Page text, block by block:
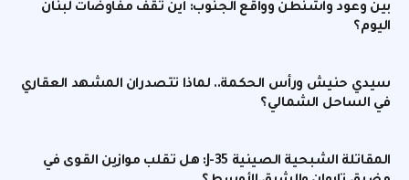
بين وعود واشنطن وواقع الجنوب: أين تقف مفاوضات لبنان
اليوم؟
سيدي حنيش ورأس الحكمة.. لماذا تتصدران المشهد العقاري
في الساحل الشمالي؟
المقاتلة الشبحية الصينية J-35: هل تقلب موازين القوى في